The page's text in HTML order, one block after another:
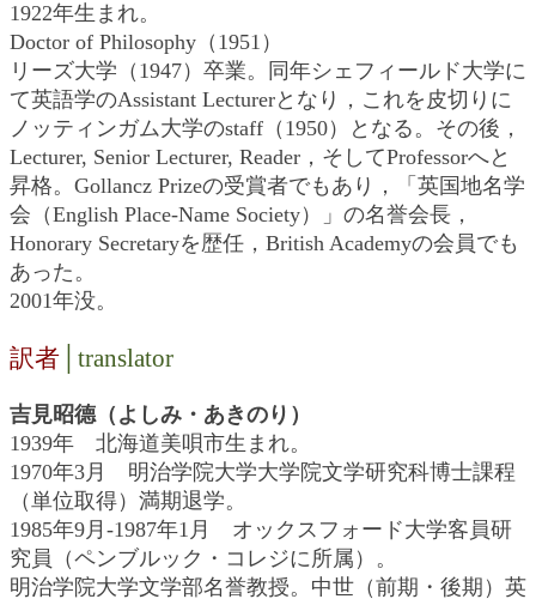
1922年生まれ。
Doctor of Philosophy（1951）
リーズ大学（1947）卒業。同年シェフィールド大学に
て英語学のAssistant Lecturerとなり，これを皮切りに
ノッティンガム大学のstaff（1950）となる。その後，
Lecturer, Senior Lecturer, Reader，そしてProfessorへと
昇格。Gollancz Prizeの受賞者でもあり，「英国地名学
会（English Place-Name Society）」の名誉会長，
Honorary Secretaryを歴任，British Academyの会員でも
あった。
2001年没。
訳者 │translator
吉見昭德（よしみ・あきのり）
1939年 北海道美唄市生まれ。
1970年3月 明治学院大学大学院文学研究科博士課程
（単位取得）満期退学。
1985年9月-1987年1月 オックスフォード大学客員研
究員（ペンブルック・コレジに所属）。
明治学院大学文学部名誉教授。中世（前期・後期）英